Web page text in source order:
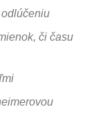
či času